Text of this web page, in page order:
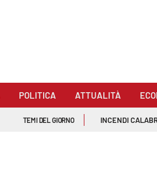
POLITICA ATTUALITÀ
TEMI DEL GIORNO INCENDI